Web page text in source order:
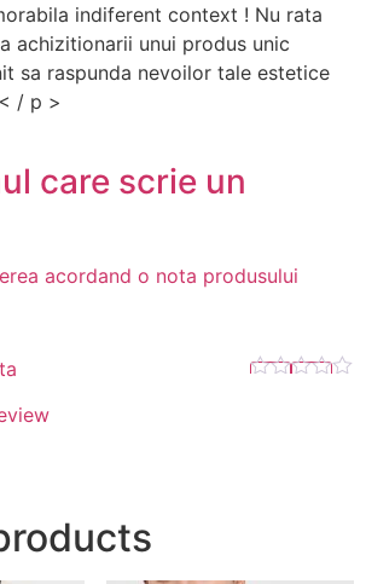
indiferent context ! Nu rata
achizitionarii unui produs unic
sa raspunda nevoilor tale estetice
/ p >
care scrie un
acordand o nota produsului